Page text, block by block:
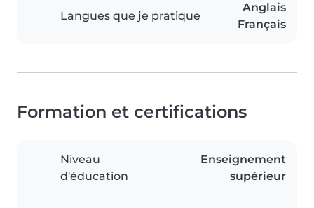
Langues que je pratique
Anglais
Français
Formation et certifications
Niveau
d'éducation
Enseignement
supérieur